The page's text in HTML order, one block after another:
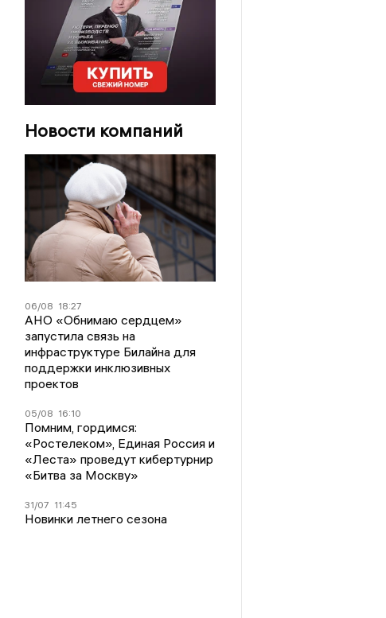
Новости компаний
06/08 18:27
АНО «Обнимаю сердцем»
запустила связь на
инфраструктуре Билайна для
поддержки инклюзивных
проектов
05/08 16:10
Помним, гордимся:
«Ростелеком», Единая Россия и
«Леста» проведут кибертурнир
«Битва за Москву»
31/07 11:45
Новинки летнего сезона